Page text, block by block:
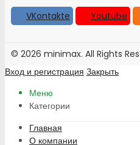
VKontakte
Youtube
© 2026 minimax. All Rights
Вход и регистрация Закрыть
Меню
Категории
Главная
О компании